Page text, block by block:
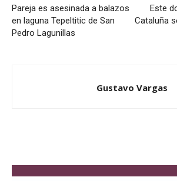
Pareja es asesinada a balazos
en laguna Tepeltitic de San
Pedro Lagunillas
Este
Cataluña
Gustavo Vargas